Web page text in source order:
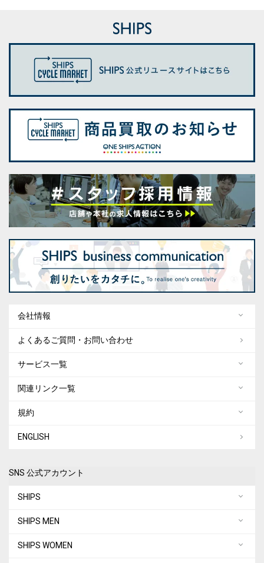
会社情報
よくあるご質問・お問い合わせ
サービス一覧
関連リンク一覧
規約
ENGLISH
SNS 公式アカウント
SHIPS
SHIPS MEN
SHIPS WOMEN